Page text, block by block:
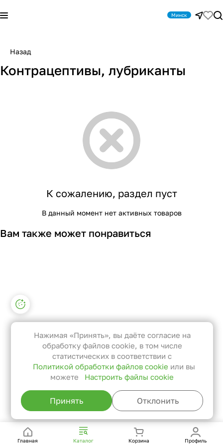
Минск
Назад
Контрацептивы, лубриканты
К сожалению, раздел пуст
В данный момент нет активных товаров
Вам также может понравиться
Главная Каталог Корзина Профиль
Настройки файлов cookie
Функциональные
Эти файлы необходимы для
функционирования сайта и не
могут быть отключены в наших
системах. Вы можете настроить
браузер так, чтобы он блокировал
их или уведомлял вас об их
использовании, но в таком случае
сайта не будут работать.
Нажимая «Принять», вы даёте согласие на
обработку файлов cookie, в том числе
статистических в соответствии с
Политикой обработки файлов cookie или вы
можете
Настроить файлы cookie
Принять Отклонить